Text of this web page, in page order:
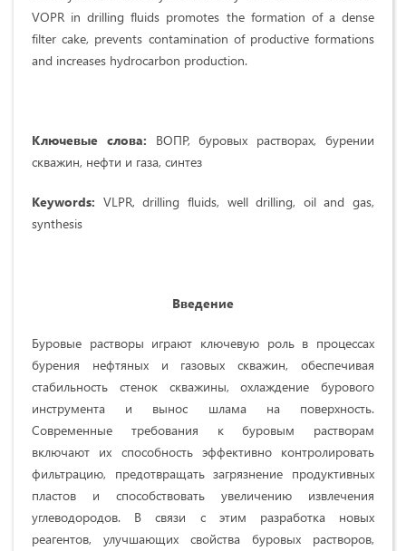
VOPR in drilling fluids promotes the formation of a dense
filter cake, prevents contamination of productive formations
and increases hydrocarbon production.
Ключевые слова: ВОПР, буровых растворах, бурении
скважин, нефти и газа, синтез
Keywords: VLPR, drilling fluids, well drilling, oil and gas,
synthesis
Введение
Буровые растворы играют ключевую роль в процессах
бурения нефтяных и газовых скважин, обеспечивая
стабильность стенок скважины, охлаждение бурового
инструмента и вынос шлама на поверхность.
Современные требования к буровым растворам
включают их способность эффективно контролировать
фильтрацию, предотвращать загрязнение продуктивных
пластов и способствовать увеличению извлечения
углеводородов. В связи с этим разработка новых
реагентов, улучшающих свойства буровых растворов,